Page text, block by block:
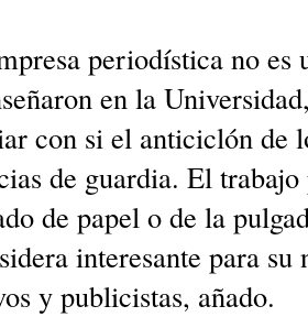
periodística no es
en la
con si el anticiclón de
de guardia. El
de papel o de la
interesante para
y publicistas, añado.